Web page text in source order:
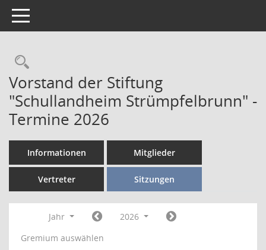
Toggle navigation
Vorstand der Stiftung
"Schullandheim Strümpfelbrunn" -
Termine 2026
Informationen Mitglieder
Vertreter Sitzungen
Jahr
2026
Gremium auswählen